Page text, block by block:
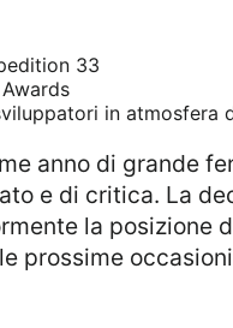
33
in atmosfera
e di critica. La
la posizione
prossime